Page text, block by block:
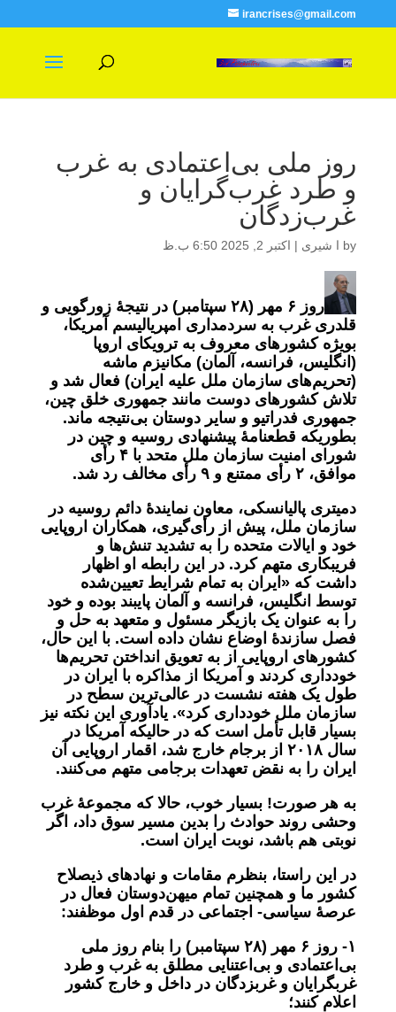
irancrises@gmail.com
روز ملی بی‌اعتمادی به غرب
و طرد غرب‌گرایان و
غرب‌زدگان
by ا شیری | اکتبر 2, 2025 6:50 ب.ظ
روز ۶ مهر (٢٨ سپتامبر) در نتیجۀ زورگویی و
قلدری غرب به سردمداری امپریالیسم آمریکا،
بویژه کشورهای معروف به ترویکای اروپا
(انگلیس، فرانسه، آلمان) مکانیزم ماشه
(تحریم‌های سازمان ملل علیه ایران) فعال شد و
تلاش‌ کشورهای دوست مانند جمهوری خلق چین،
جمهوری فدراتیو و سایر دوستان بی‌نتیجه ماند.
بطوریکه قطعنامۀ پیشنهادی روسیه و چین در
شورای امنیت سازمان ملل متحد با ۴ رأی
موافق، ٢ رأی ممتنع و ٩ رأی مخالف رد شد.
دمیتری پالیانسکی، معاون نمایندۀ دائم روسیه در
سازمان ملل، پیش از رأی‌گیری، همکاران اروپایی
خود و ایالات متحده را به تشدید تنش‌ها و
فریبکاری متهم کرد. در این رابطه او اظهار
داشت که «ایران به تمام شرایط تعیین‌شده
توسط انگلیس، فرانسه و آلمان پایبند بوده و خود
را به عنوان یک بازیگر مسئول و متعهد به حل و
فصل سازندۀ اوضاع نشان داده است. با این حال،
کشورهای اروپایی از به تعویق انداختن تحریم‌ها
خودداری کردند و آمریکا از مذاکره با ایران در
طول یک هفته نشست در عالی‌ترین سطح در
سازمان ملل خودداری کرد». یادآوری این نکته نیز
بسیار قابل تأمل است که در حالیکه آمریکا در
سال ٢٠١٨ از برجام خارج شد، اقمار اروپایی آن
ایران را به نقض تعهدات برجامی متهم می‌کنند.
به هر صورت! بسیار خوب، حالا که مجموعۀ غرب
وحشی روند حوادث را بدین مسیر سوق داد، اگر
نوبتی هم باشد، نوبت ایران است.
در این راستا، بنظرم مقامات‌ و نهادهای ذیصلاح
کشور ما و همچنین تمام میهن‌دوستان فعال در
عرصۀ سیاسی- اجتماعی در قدم اول موظفند:
١- روز ۶ مهر (٢٨ سپتامبر) را بنام روز ملی
بی‌اعتمادی و بی‌اعتنایی مطلق به غرب و طرد
غربگرایان و غربزدگان در داخل و خارج کشور
اعلام کنند؛